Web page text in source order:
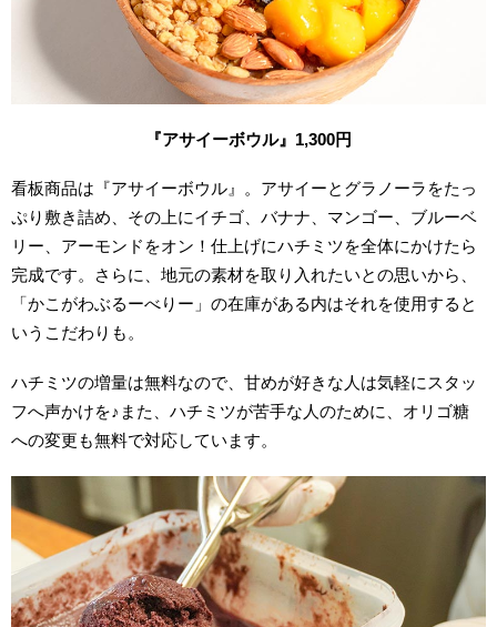
『アサイーボウル』1,300円
看板商品は『アサイーボウル』。アサイーとグラノーラをたっ
ぷり敷き詰め、その上にイチゴ、バナナ、マンゴー、ブルーベ
リー、アーモンドをオン！仕上げにハチミツを全体にかけたら
完成です。さらに、地元の素材を取り入れたいとの思いから、
「かこがわぶるーべりー」の在庫がある内はそれを使用すると
いうこだわりも。
ハチミツの増量は無料なので、甘めが好きな人は気軽にスタッ
フへ声かけを♪また、ハチミツが苦手な人のために、オリゴ糖
への変更も無料で対応しています。